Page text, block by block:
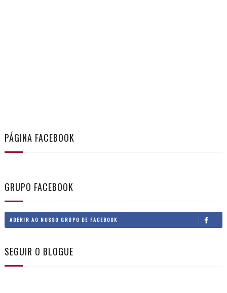
PÁGINA FACEBOOK
GRUPO FACEBOOK
ADERIR AO NOSSO GRUPO DE FACEBOOK
SEGUIR O BLOGUE